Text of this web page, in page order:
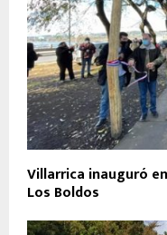
Villarrica inauguró
Los Boldos